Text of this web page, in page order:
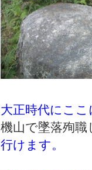
大正時代にこ
機山で墜落殉
行けます。